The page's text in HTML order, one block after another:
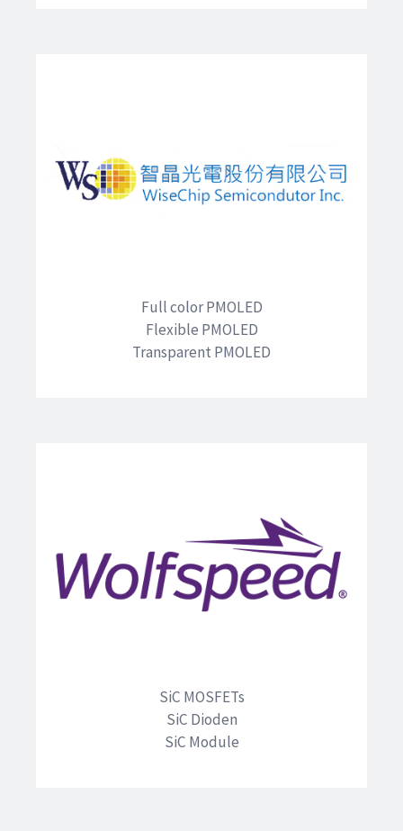
Full color PMOLED
Flexible PMOLED
Transparent PMOLED
SiC MOSFETs
SiC Dioden
SiC Module